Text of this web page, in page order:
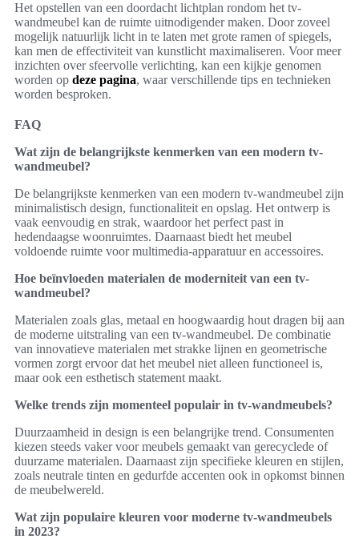
Het opstellen van een doordacht lichtplan rondom het tv-
wandmeubel kan de ruimte uitnodigender maken. Door zoveel
mogelijk natuurlijk licht in te laten met grote ramen of spiegels,
kan men de effectiviteit van kunstlicht maximaliseren. Voor meer
inzichten over sfeervolle verlichting, kan een kijkje genomen
worden op deze pagina, waar verschillende tips en technieken
worden besproken.
FAQ
Wat zijn de belangrijkste kenmerken van een modern tv-
wandmeubel?
De belangrijkste kenmerken van een modern tv-wandmeubel zijn
minimalistisch design, functionaliteit en opslag. Het ontwerp is
vaak eenvoudig en strak, waardoor het perfect past in
hedendaagse woonruimtes. Daarnaast biedt het meubel
voldoende ruimte voor multimedia-apparatuur en accessoires.
Hoe beïnvloeden materialen de moderniteit van een tv-
wandmeubel?
Materialen zoals glas, metaal en hoogwaardig hout dragen bij aan
de moderne uitstraling van een tv-wandmeubel. De combinatie
van innovatieve materialen met strakke lijnen en geometrische
vormen zorgt ervoor dat het meubel niet alleen functioneel is,
maar ook een esthetisch statement maakt.
Welke trends zijn momenteel populair in tv-wandmeubels?
Duurzaamheid in design is een belangrijke trend. Consumenten
kiezen steeds vaker voor meubels gemaakt van gerecyclede of
duurzame materialen. Daarnaast zijn specifieke kleuren en stijlen,
zoals neutrale tinten en gedurfde accenten ook in opkomst binnen
de meubelwereld.
Wat zijn populaire kleuren voor moderne tv-wandmeubels
in 2023?